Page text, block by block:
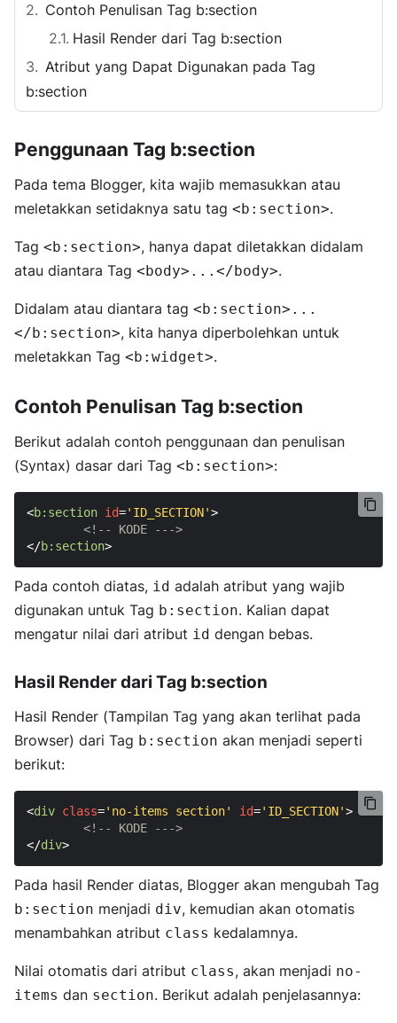
Contoh Penulisan Tag b:section
Hasil Render dari Tag b:section
Atribut yang Dapat Digunakan pada Tag
b:section
Penggunaan Tag b:section
Pada tema Blogger, kita wajib memasukkan atau
meletakkan setidaknya satu tag <b:section>.
Tag <b:section>, hanya dapat diletakkan didalam
atau diantara Tag <body>...</body>.
Didalam atau diantara tag <b:section>...
</b:section>, kita hanya diperbolehkan untuk
meletakkan Tag <b:widget>.
Contoh Penulisan Tag b:section
Berikut adalah contoh penggunaan dan penulisan
(Syntax) dasar dari Tag <b:section>:
<b:section id='ID_SECTION'>
<!-- KODE --->
</b:section>
Pada contoh diatas, id adalah atribut yang wajib
digunakan untuk Tag b:section. Kalian dapat
mengatur nilai dari atribut id dengan bebas.
Hasil Render dari Tag b:section
Hasil Render (Tampilan Tag yang akan terlihat pada
Browser) dari Tag b:section akan menjadi seperti
berikut:
<div class='no-items section' id='ID_SECTION'>
<!-- KODE --->
</div>
Pada hasil Render diatas, Blogger akan mengubah Tag
b:section menjadi div, kemudian akan otomatis
menambahkan atribut class kedalamnya.
Nilai otomatis dari atribut class, akan menjadi no-
items dan section. Berikut adalah penjelasannya: